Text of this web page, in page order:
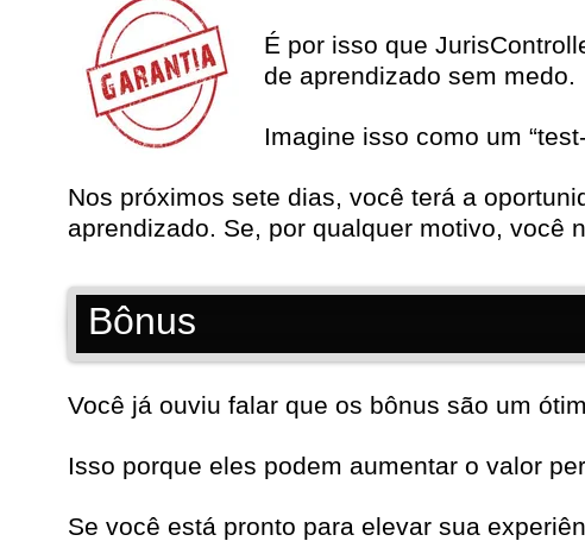
É por isso que
de aprendizado sem medo.
Imagine isso como um
Nos próximos sete dias, você terá a
aprendizado. Se, por qualquer motivo, você
Bônus
Você já ouviu falar que os bônus são um
Isso porque eles podem aumentar o valor
Se você está pronto para elevar sua